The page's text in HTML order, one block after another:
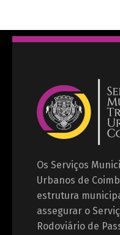
Os Serviços
Urbanos de
estrutura
assegurar o
Rodoviário de